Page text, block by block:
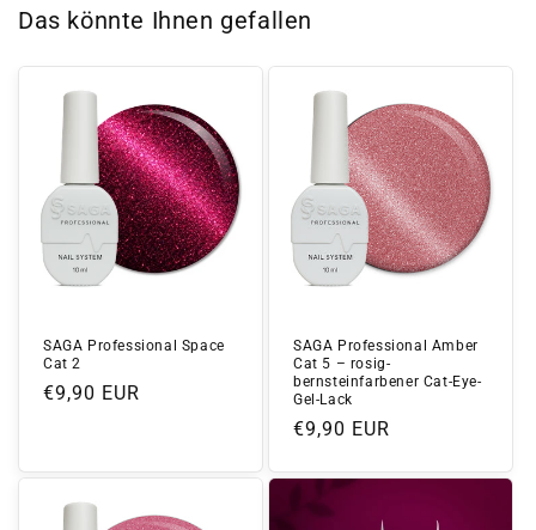
Das könnte Ihnen gefallen
SAGA Professional Space
Cat 2
Normaler
€9,90 EUR
SAGA Professional Amber
Cat 5 – rosig-
bernsteinfarbener Cat-Eye-
Gel-Lack
Normaler
€9,90 EUR